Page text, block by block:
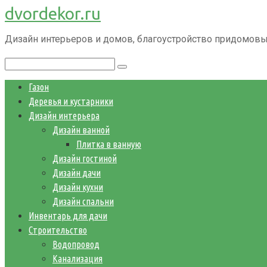
Перейти
к
контенту
dvordekor.ru
Дизайн интерьеров и домов, благоустройство
Газон
Деревья и кустарники
Дизайн интерьера
Дизайн ванной
Плитка в ванную
Дизайн гостиной
Дизайн дачи
Дизайн кухни
Дизайн спальни
Инвентарь для дачи
Строительство
Водопровод
Канализация